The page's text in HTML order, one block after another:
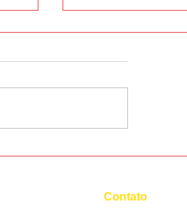
Contato